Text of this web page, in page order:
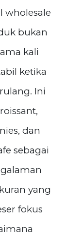
wholesale
bukan
kali
ketika
Ini
dan
sebagai
yang
fokus